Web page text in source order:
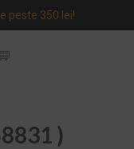
peste 350 lei!
)